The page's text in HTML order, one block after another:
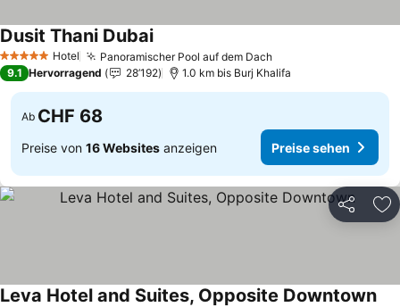
5 Sterne Hotel Panoramischer Pool auf dem Dach
Dusit Thani Dubai
9.1 Hervorragend 28’192 1.0 km bis Burj Khalifa
Ab CHF 68
Preise von 16 Websites anzeigen Preise sehen
Teilen
Leva Hotel and Suites, Opposite Downtown